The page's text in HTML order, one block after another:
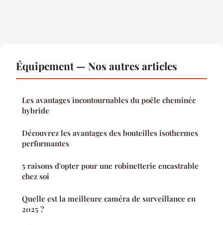
Équipement — Nos autres articles
Les avantages incontournables du poêle cheminée
hybride
Découvrez les avantages des bouteilles isothermes
performantes
5 raisons d'opter pour une robinetterie encastrable
chez soi
Quelle est la meilleure caméra de surveillance en
2025 ?